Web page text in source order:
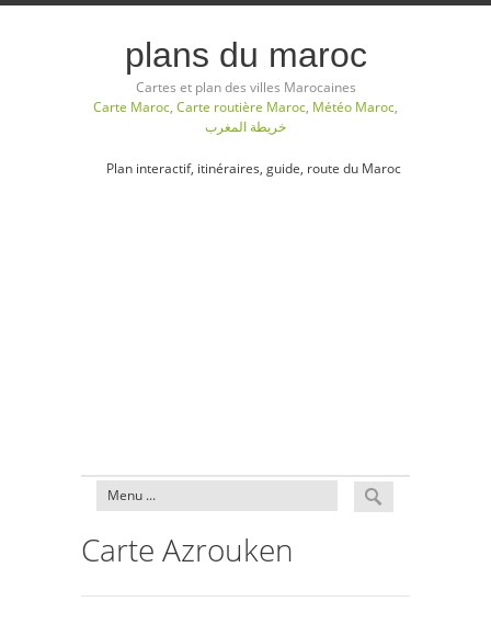
plans du maroc
Cartes et plan des villes Marocaines
Carte Maroc, Carte routière Maroc, Météo Maroc,
خريطة المغرب
Plan interactif, itinéraires, guide, route du Maroc
Carte Azrouken